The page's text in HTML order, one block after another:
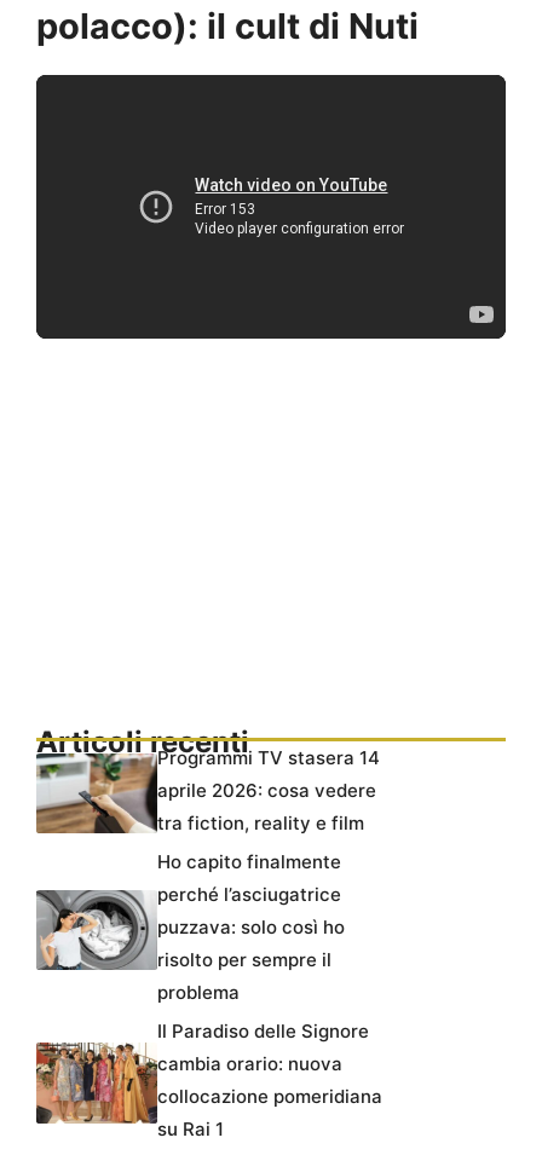
polacco): il cult di Nuti
Articoli recentiProgrammi TV stasera 14
aprile 2026: cosa vedere
tra fiction, reality e film
Ho capito finalmente
perché l’asciugatrice
puzzava: solo così ho
risolto per sempre il
problema
Il Paradiso delle Signore
cambia orario: nuova
collocazione pomeridiana
su Rai 1